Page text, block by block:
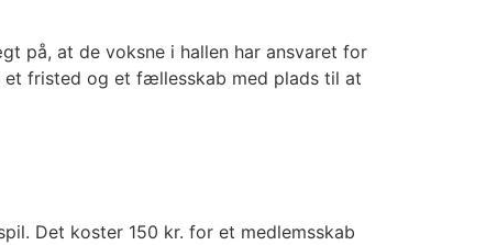
at de voksne i hallen har ansvaret for
et fristed og et fællesskab med plads til at
Det koster 150 kr. for et medlemsskab